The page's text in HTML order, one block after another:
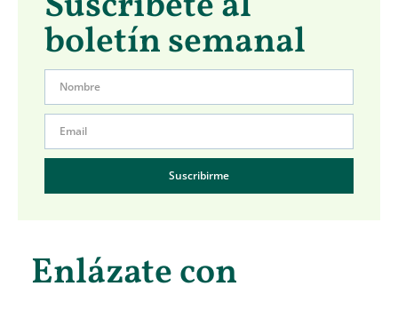
boletín semanal
Suscribirme
Enlázate con